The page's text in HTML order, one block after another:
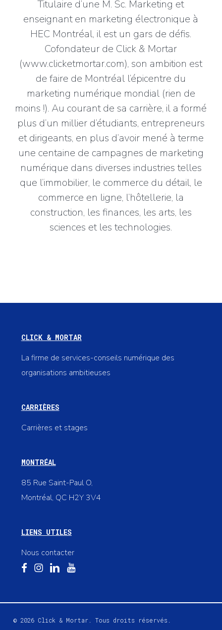
Titulaire d’une M. Sc. Marketing et
enseignant en marketing électronique à
HEC Montréal, il est un gars de défis.
Cofondateur de Click & Mortar
(www.clicketmortar.com), son ambition est
de faire de Montréal l’épicentre du
marketing numérique mondial (rien de
moins !). Au courant de sa carrière, il a formé
plus d’un millier d’étudiants, entrepreneurs
et dirigeants, en plus d’avoir mené à terme
une centaine de campagnes de marketing
numérique dans diverses industries telles
que l’immobilier, le commerce du détail, le
commerce en ligne, l’hôtellerie, la
construction, les finances, les arts, les
sciences et les technologies.
CLICK & MORTAR
La firme de services-conseils numérique des
organisations ambitieuses
CARRIÈRES
Carrières et stages
MONTRÉAL
85 Rue Saint-Paul O,
Montréal, QC H2Y 3V4
LIENS UTILES
Nous contacter
© 2026 Click & Mortar. Tous droits réservés.